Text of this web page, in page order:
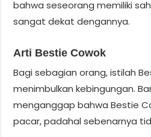
bahwa seseorang memiliki
sangat dekat dengannya.
Arti Bestie Cowok
Bagi sebagian orang, istilah
menimbulkan kebingungan.
menganggap bahwa Bestie
pacar, padahal sebenarnya